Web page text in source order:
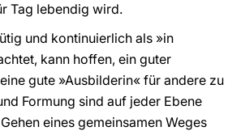
Tag lebendig wird.
und kontinuierlich als »in
kann hoffen, ein guter
gute »Ausbilderin« für andere zu
Formung sind auf jeder Ebene
eines gemeinsamen Weges